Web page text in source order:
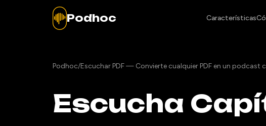
Podhoc Características
Podhoc/Escuchar PDF — Convierte cualquier PDF en un podcast
Escucha